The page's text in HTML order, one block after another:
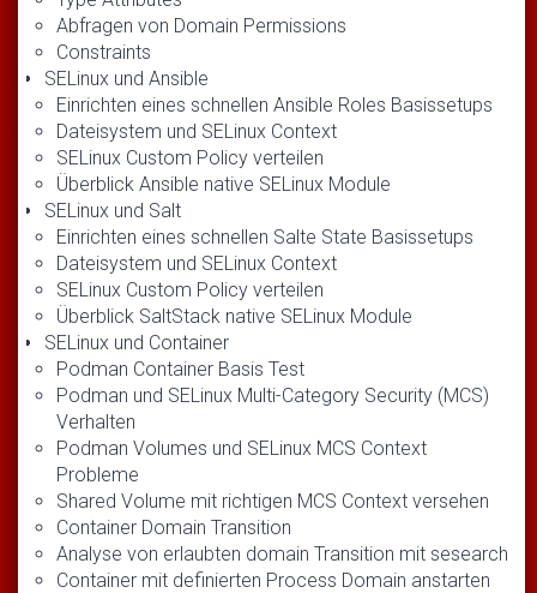
Abfragen von Domain Permissions
Constraints
SELinux und Ansible
Einrichten eines schnellen Ansible Roles Basissetups
Dateisystem und SELinux Context
SELinux Custom Policy verteilen
Überblick Ansible native SELinux Module
SELinux und Salt
Einrichten eines schnellen Salte State Basissetups
Dateisystem und SELinux Context
SELinux Custom Policy verteilen
Überblick SaltStack native SELinux Module
SELinux und Container
Podman Container Basis Test
Podman und SELinux Multi-Category Security (MCS)
Verhalten
Podman Volumes und SELinux MCS Context
Probleme
Shared Volume mit richtigen MCS Context versehen
Container Domain Transition
Analyse von erlaubten domain Transition mit sesearch
Container mit definierten Process Domain anstarten